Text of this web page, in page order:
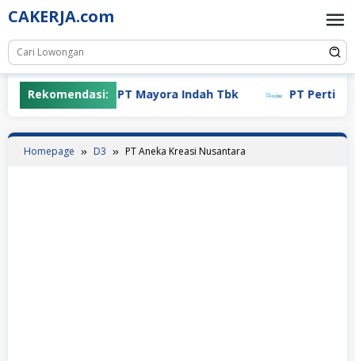
Skip
to
content
CAKERJA.com
Rekomendasi:PT Mayora Indah Tbk PT Pertiwi
Homepage D3 PT Aneka Kreasi Nusantara